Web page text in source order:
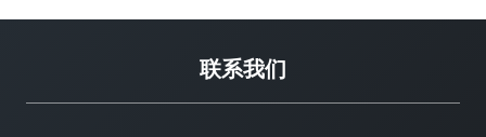
联系我们